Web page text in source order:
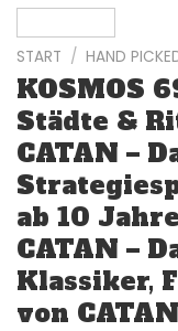
START / HAND
KOSMOS
Städte &
CATAN –
ab 10
CATAN –
Klassiker,
von CATAN